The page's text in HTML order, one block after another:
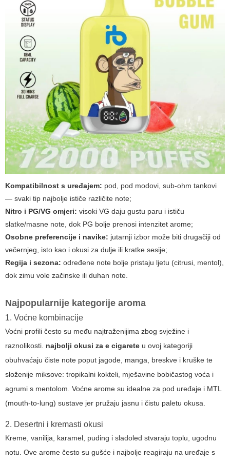
Kompatibilnost s uređajem: pod, pod modovi, sub-ohm tankovi
— svaki tip najbolje ističe različite note;
Nitro i PG/VG omjeri: visoki VG daju gustu paru i ističu
slatke/masne note, dok PG bolje prenosi intenzitet arome;
Osobne preferencije i navike: jutarnji izbor može biti drugačiji od
večernjeg, isto kao i okusi za dulje ili kratke sesije;
Regija i sezona: određene note bolje pristaju ljetu (citrusi, mentol),
dok zimu vole začinske ili duhan note.
Najpopularnije kategorije aroma
1. Voćne kombinacije
Voćni profili često su među najtraženijima zbog svježine i
raznolikosti. najbolji okusi za e cigarete u ovoj kategoriji
obuhvaćaju čiste note poput jagode, manga, breskve i kruške te
složenije miksove: tropikalni kokteli, mješavine bobičastog voća i
agrumi s mentolom. Voćne arome su idealne za pod uređaje i MTL
(mouth-to-lung) sustave jer pružaju jasnu i čistu paletu okusa.
2. Desertni i kremasti okusi
Kreme, vanilija, karamel, puding i sladoled stvaraju toplu, ugodnu
notu. Ove arome često su gušće i najbolje reagiraju na uređaje s